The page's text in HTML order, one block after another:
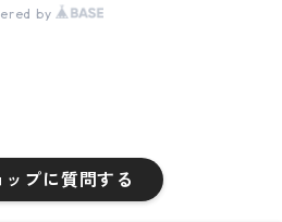
ップに質問する
by